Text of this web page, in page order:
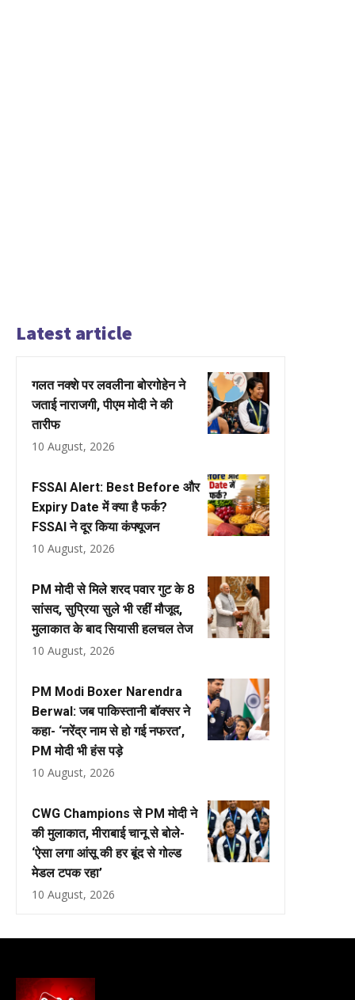
Latest article
गलत नक्शे पर लवलीना बोरगोहेन ने
जताई नाराजगी, पीएम मोदी ने की
तारीफ
10 August, 2026
FSSAI Alert: Best Before और
Expiry Date में क्या है फर्क?
FSSAI ने दूर किया कंफ्यूजन
10 August, 2026
PM मोदी से मिले शरद पवार गुट के 8
सांसद, सुप्रिया सुले भी रहीं मौजूद,
मुलाकात के बाद सियासी हलचल तेज
10 August, 2026
PM Modi Boxer Narendra
Berwal: जब पाकिस्तानी बॉक्सर ने
कहा- ‘नरेंद्र नाम से हो गई नफरत’,
PM मोदी भी हंस पड़े
10 August, 2026
CWG Champions से PM मोदी ने
की मुलाकात, मीराबाई चानू से बोले-
‘ऐसा लगा आंसू की हर बूंद से गोल्ड
मेडल टपक रहा’
10 August, 2026